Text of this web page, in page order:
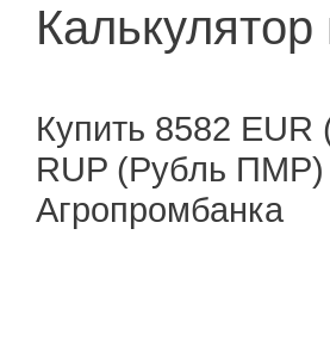
Купить 8582 EUR
RUP (Рубль ПМР)
Агропромбанка